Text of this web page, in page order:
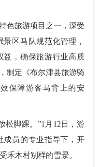
旅游项目之一，深受
区马队规范化管理，
益，确保旅游行业高质
制定《布尔津县旅游骑
保障游客马背上的安
脚踝。”1月12日，游
成员的专业指导下，开
禾木村别样的雪景。